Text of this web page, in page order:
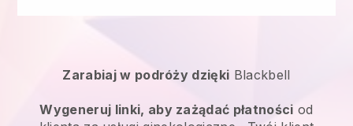
Zarabiaj w podróży dzięki Blackbell
Wygeneruj linki, aby zażądać płatności od